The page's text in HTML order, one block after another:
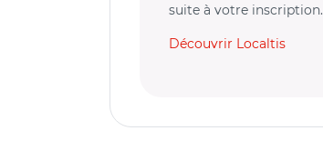
suite à votre inscription.
Découvrir Localtis